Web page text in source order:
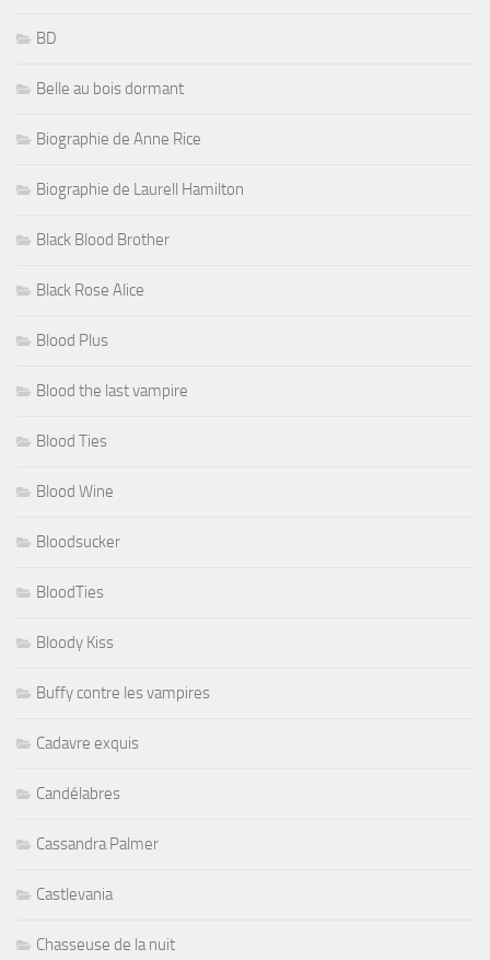
BD
Belle au bois dormant
Biographie de Anne Rice
Biographie de Laurell Hamilton
Black Blood Brother
Black Rose Alice
Blood Plus
Blood the last vampire
Blood Ties
Blood Wine
Bloodsucker
BloodTies
Bloody Kiss
Buffy contre les vampires
Cadavre exquis
Candélabres
Cassandra Palmer
Castlevania
Chasseuse de la nuit